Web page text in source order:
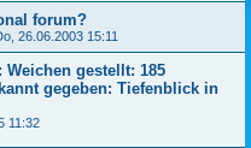
forum?
26.06.2003 15:11
Weichen gestellt: 185
gegeben: Tiefenblick in
11:32